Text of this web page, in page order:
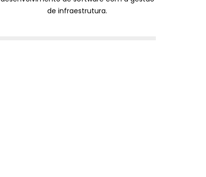
de infraestrutura.